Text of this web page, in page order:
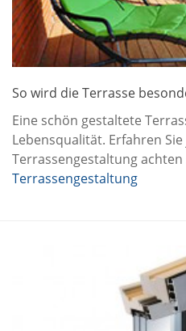
So wird die Terrasse
Eine schön gestaltete
Lebensqualität. Erfahren
Terrassengestaltung
Terrassengestaltung